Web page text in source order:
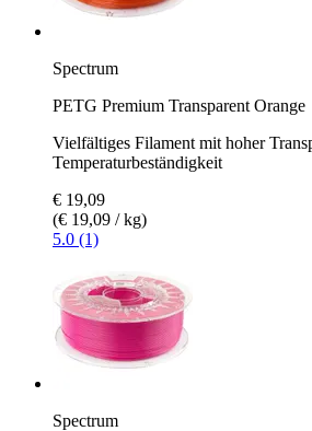
Spectrum
PETG Premium Transparent Orange
Vielfältiges Filament mit hoher
Temperaturbeständigkeit
€ 19,09
(€ 19,09 / kg)
5.0 (1)
Spectrum